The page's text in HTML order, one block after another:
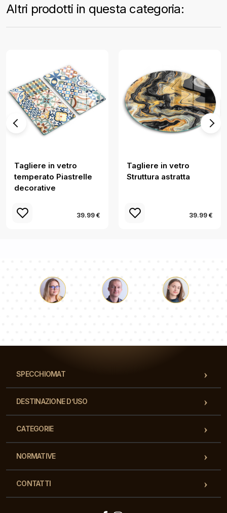
Altri prodotti in questa categoria:
Tagliere in vetro
temperato Piastrelle
decorative
39.99 €
Tagliere in vetro
Struttura astratta
39.99 €
SPECCHIOMAT
DESTINAZIONE D’USO
CATEGORIE
NORMATIVE
CONTATTI